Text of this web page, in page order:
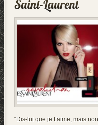
“Dis-lui que je t’aime, mais non